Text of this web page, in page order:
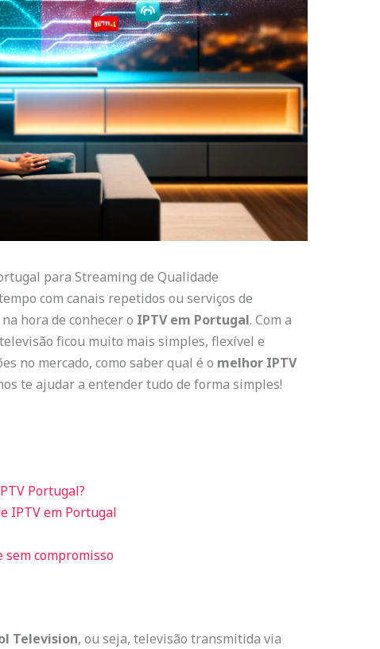
para Streaming de Qualidade
com canais repetidos ou serviços de
hora de conhecer o IPTV em Portugal. Com a
ficou muito mais simples, flexível e
no mercado, como saber qual é o melhor IPTV
te ajudar a entender tudo de forma simples!
Portugal?
IPTV em Portugal
sem compromisso
Television, ou seja, televisão transmitida via